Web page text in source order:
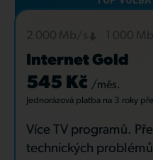
Internet Gold
545 Kč /měs.
Jednorázová platba na 3 roky
Více TV programů.
technických